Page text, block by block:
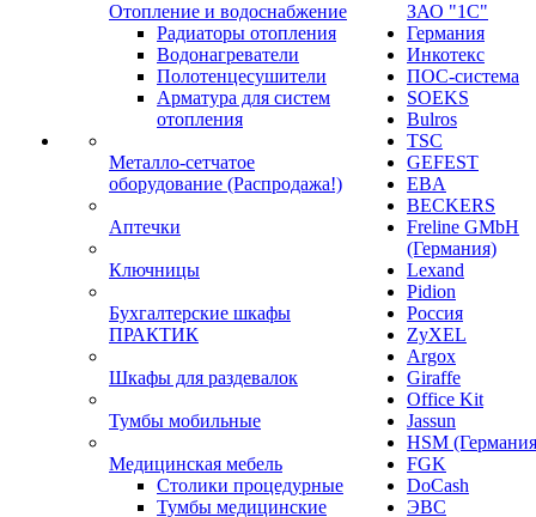
Отопление и водоснабжение
Радиаторы отопления
Водонагреватели
Полотенцесушители
Арматура для систем
отопления
Металло-сетчатое
оборудование (Распродажа!)
Аптечки
Ключницы
Бухгалтерские шкафы
ПРАКТИК
Шкафы для раздевалок
Тумбы мобильные
Медицинская мебель
Столики процедурные
Тумбы медицинские
ЗАО "1С"
Германия
Инкотекс
ПОС-система
SOEKS
Bulros
TSC
GEFEST
EBA
BECKERS
Freline GMbH
(Германия)
Lexand
Pidion
Россия
ZyXEL
Argox
Giraffe
Office Kit
Jassun
HSM
FGK
DoCash
ЭВС